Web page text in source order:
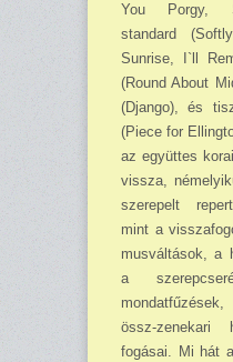
You Porgy,
standard
Sunrise, I`ll
(Round About
(Django), és
(Piece for
az együttes
vissza,
szerepelt
mint a
musváltások, a
a
össz-
fogásai. Mi hát